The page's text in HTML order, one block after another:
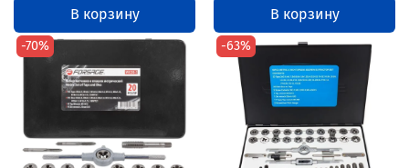
В корзину В корзину
-70% -63%